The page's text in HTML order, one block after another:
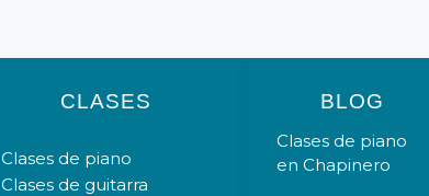
CLASES
Clases de piano
Clases de guitarra
BLOG
Clases de piano
en Chapinero